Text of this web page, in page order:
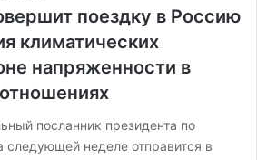
поездку в Россию
климатических
напряженности в
посланник президента по
следующей неделе отправится в